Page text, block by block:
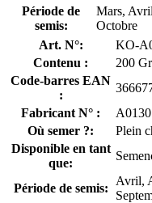
Période de
semis:
Mars,
Octobre
Art. N°:
KO-
Contenu :
200
Code-barres EAN
:
Fabricant N° :
A0130
Où semer ?:
Plein
Disponible en tant
que:
Période de semis:
Avril,